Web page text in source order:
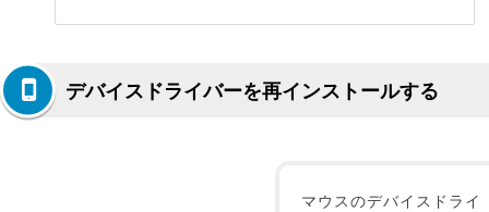
デバイスドライバーを再インストールする
マウスのデバイスドライ